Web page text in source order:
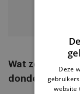
Wat zou voor
donderdag
Deze
website